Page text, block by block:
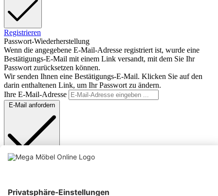
Registrieren
Passwort-Wiederherstellung
Wenn die angegebene E-Mail-Adresse registriert ist, wurde eine
Bestätigungs-E-Mail mit einem Link versandt, mit dem Sie Ihr
Passwort zurücksetzen können.
Wir senden Ihnen eine Bestätigungs-E-Mail. Klicken Sie auf den
darin enthaltenen Link, um Ihr Passwort zu ändern.
Ihre E-Mail-Adresse
E-Mail anfordern
Monochrom
Niedrige Sättigung